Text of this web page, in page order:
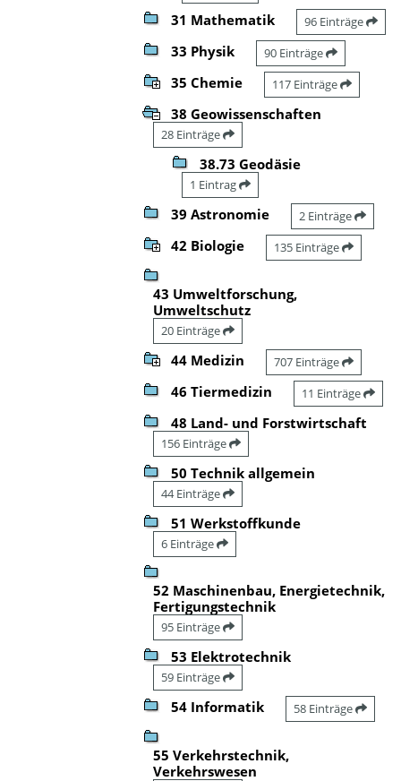
31 Mathematik 96 Einträge
33 Physik 90 Einträge
35 Chemie 117 Einträge
38 Geowissenschaften
28 Einträge
38.73 Geodäsie
1 Eintrag
39 Astronomie 2 Einträge
42 Biologie 135 Einträge
43 Umweltforschung,
Umweltschutz
20 Einträge
44 Medizin 707 Einträge
46 Tiermedizin 11 Einträge
48 Land- und Forstwirtschaft
156 Einträge
50 Technik allgemein
44 Einträge
51 Werkstoffkunde
6 Einträge
52 Maschinenbau, Energietechnik,
Fertigungstechnik
95 Einträge
53 Elektrotechnik
59 Einträge
54 Informatik 58 Einträge
55 Verkehrstechnik,
Verkehrswesen